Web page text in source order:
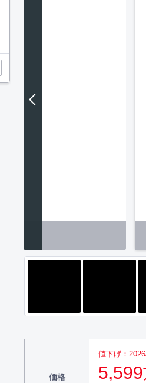
価格
値下げ：
5,599